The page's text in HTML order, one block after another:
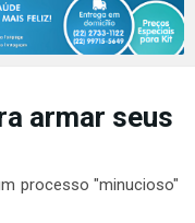
armar seus
processo "minucioso"